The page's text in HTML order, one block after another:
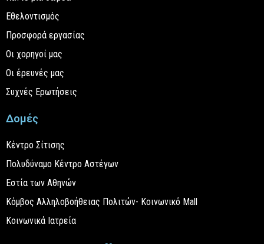
Εθελοντισμός
Προσφορά εργασίας
Οι χορηγοί μας
Οι έρευνές μας
Συχνές Ερωτήσεις
Δομές
Κέντρο Σίτισης
Πολυδύναμο Κέντρο Αστέγων
Εστία των Αθηνών
Κόμβος Αλληλοβοήθειας Πολιτών- Κοινωνικό Mall
Κοινωνικά Ιατρεία